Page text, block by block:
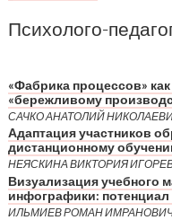
Психолого-
«Фабрика процессов»
«бережливому
САЧКО АНАТОЛИЙ
Адаптация участников
дистанционному
НЕЯСКИНА ВИКТОРИЯ
Визуализация учебного
инфографики: потенциал
ИЛЬМИЕВ РОМАН